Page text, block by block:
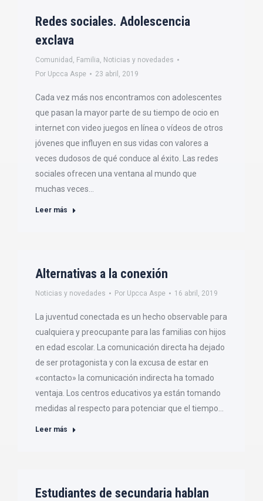
Redes sociales. Adolescencia
exclava
Comunidad , Familia, Noticias y novedades
Por Upcca Aspe 23 abril, 2019
Cada vez más nos encontramos con adolescentes
que pasan la mayor parte de su tiempo de ocio en
internet con video juegos en línea o vídeos de otros
jóvenes que influyen en sus vidas con valores a
veces dudosos de qué conduce al éxito. Las redes
sociales ofrecen una ventana al mundo que
muchas veces…
Leer más
Alternativas a la conexión
Noticias y novedades Por Upcca Aspe 16 abril, 2019
La juventud conectada es un hecho observable para
cualquiera y preocupante para las familias con hijos
en edad escolar. La comunicación directa ha dejado
de ser protagonista y con la excusa de estar en
«contacto» la comunicación indirecta ha tomado
ventaja. Los centros educativos ya están tomando
medidas al respecto para potenciar que el tiempo…
Leer más
Estudiantes de secundaria hablan